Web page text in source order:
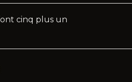
cinq plus un